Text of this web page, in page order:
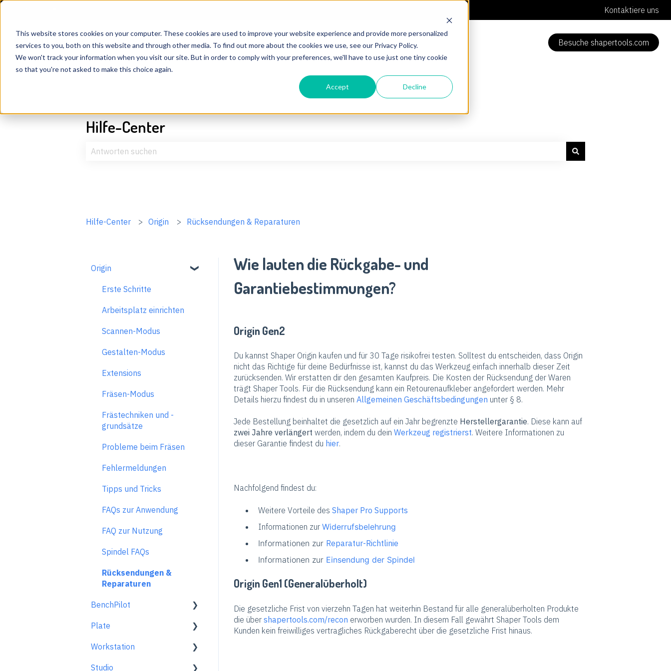
This website stores cookies on your computer. These cookies are used to improve your website experience and provide more personalized
services to you, both on this website and through other media. To find out more about the cookies we use, see our Privacy Policy.
We won't track your information when you visit our site. But in order to comply with your preferences, we'll have to use just one tiny cookie
so that you're not asked to make this choice again.
Accept Decline
Kontaktiere uns
Besuche shapertools.com
Hilfe-Center
Hilfe-Center Origin Rücksendungen & Reparaturen
Wie lauten die Rückgabe- und
Garantiebestimmungen?
Origin Gen2
Du kannst Shaper Origin kaufen und für 30 Tage risikofrei testen. Solltest du entscheiden, dass Origin
nicht das Richtige für deine Bedürfnisse ist, kannst du das Werkzeug einfach innerhalb dieser Zeit
zurücksenden. Wir erstatten dir den gesamten Kaufpreis. Die Kosten der Rücksendung der Waren
trägt Shaper Tools. Für die Rücksendung kann ein Retourenaufkleber angefordert werden. Mehr
Details hierzu findest du in unseren Allgemeinen Geschäftsbedingungen unter § 8.
Jede Bestellung beinhaltet die gesetzlich auf ein Jahr begrenzte Herstellergarantie. Diese kann auf
zwei Jahre verlängert werden, indem du dein Werkzeug registrierst. Weitere Informationen zu
dieser Garantie findest du hier.
Nachfolgend findest du:
Weitere Vorteile des Shaper Pro Supports
Informationen zur Widerrufsbelehrung
Informationen zur Reparatur-Richtlinie
Informationen zur Einsendung der Spindel
Origin Gen1 (Generalüberholt)
Die gesetzliche Frist von vierzehn Tagen hat weiterhin Bestand für alle generalüberholten Produkte
die über shapertools.com/recon erworben wurden. In diesem Fall gewährt Shaper Tools dem
Kunden kein freiwilliges vertragliches Rückgaberecht über die gesetzliche Frist hinaus.
Origin
Erste Schritte
Arbeitsplatz einrichten
Scannen-Modus
Gestalten-Modus
Extensions
Fräsen-Modus
Frästechniken und -
grundsätze
Probleme beim Fräsen
Fehlermeldungen
Tipps und Tricks
FAQs zur Anwendung
FAQ zur Nutzung
Spindel FAQs
Rücksendungen &
Reparaturen
BenchPilot
Mit BenchPilot verbinden
Einstellungen vor dem
Plate
Allgemein
Im Überblick
Workstation
Generelle Informationen
Studio